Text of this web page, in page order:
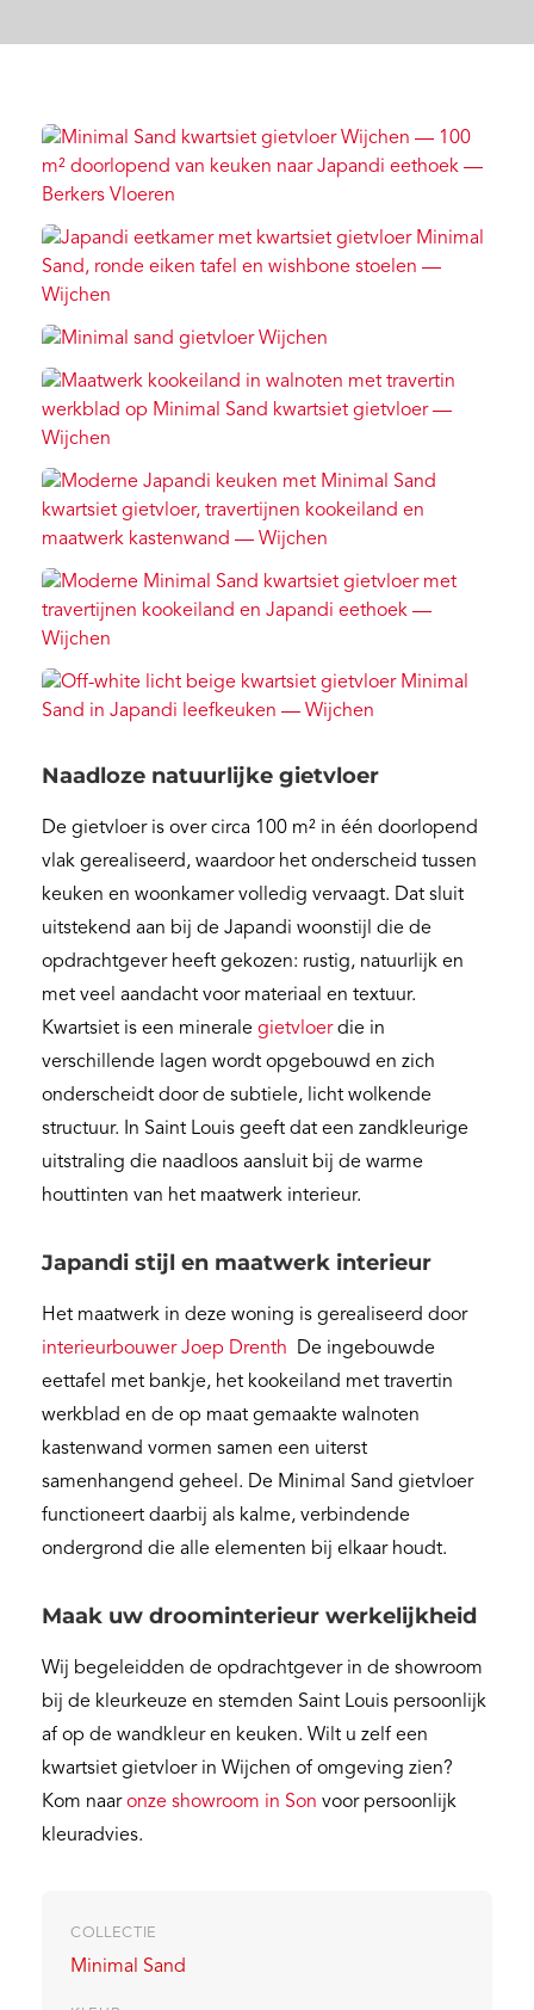
Naadloze natuurlijke gietvloer
De gietvloer is over circa 100 m² in één doorlopend
vlak gerealiseerd, waardoor het onderscheid tussen
keuken en woonkamer volledig vervaagt. Dat sluit
uitstekend aan bij de Japandi woonstijl die de
opdrachtgever heeft gekozen: rustig, natuurlijk en
met veel aandacht voor materiaal en textuur.
Kwartsiet is een mineralegietvloerdie in
verschillende lagen wordt opgebouwd en zich
onderscheidt door de subtiele, licht wolkende
structuur. In Saint Louis geeft dat een zandkleurige
uitstraling die naadloos aansluit bij de warme
houttinten van het maatwerk interieur.
Japandi stijl en maatwerk interieur
Het maatwerk in deze woning is gerealiseerd door
interieurbouwer Joep Drenth
De ingebouwde
eettafel met bankje, het kookeiland met travertin
werkblad en de op maat gemaakte walnoten
kastenwand vormen samen een uiterst
samenhangend geheel. De Minimal Sand gietvloer
functioneert daarbij als kalme, verbindende
ondergrond die alle elementen bij elkaar houdt.
Maak uw droominterieur werkelijkheid
Wij begeleidden de opdrachtgever in de showroom
bij de kleurkeuze en stemden Saint Louis persoonlijk
af op de wandkleur en keuken. Wilt u zelf een
kwartsiet gietvloer in Wijchen of omgeving zien?
Kom naaronze showroom in Son voor persoonlijk
kleuradvies.
COLLECTIE
Minimal Sand